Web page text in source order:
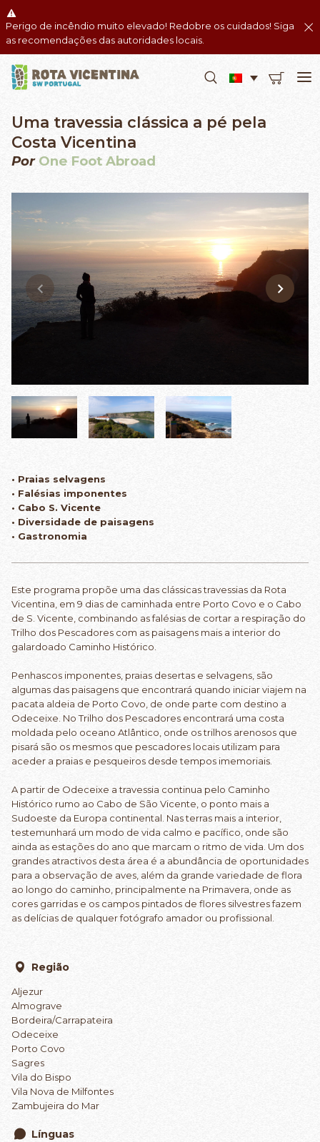
Perigo de incêndio muito elevado! Redobre os cuidados! Siga
as recomendações das autoridades locais.
Uma travessia clássica a pé pela
Costa Vicentina
Por One Foot Abroad
• Praias selvagens
• Falésias imponentes
• Cabo S. Vicente
• Diversidade de paisagens
• Gastronomia
Este programa propõe uma das clássicas travessias da Rota
Vicentina, em 9 dias de caminhada entre Porto Covo e o Cabo
de S. Vicente, combinando as falésias de cortar a respiração do
Trilho dos Pescadores com as paisagens mais a interior do
galardoado Caminho Histórico.
Penhascos imponentes, praias desertas e selvagens, são
algumas das paisagens que encontrará quando iniciar viajem na
pacata aldeia de Porto Covo, de onde parte com destino a
Odeceixe. No Trilho dos Pescadores encontrará uma costa
moldada pelo oceano Atlântico, onde os trilhos arenosos que
pisará são os mesmos que pescadores locais utilizam para
aceder a praias e pesqueiros desde tempos imemoriais.
A partir de Odeceixe a travessia continua pelo Caminho
Histórico rumo ao Cabo de São Vicente, o ponto mais a
Sudoeste da Europa continental. Nas terras mais a interior,
testemunhará um modo de vida calmo e pacífico, onde são
ainda as estações do ano que marcam o ritmo de vida. Um dos
grandes atractivos desta área é a abundância de oportunidades
para a observação de aves, além da grande variedade de flora
ao longo do caminho, principalmente na Primavera, onde as
cores garridas e os campos pintados de flores silvestres fazem
as delícias de qualquer fotógrafo amador ou profissional.
Região
Aljezur
Almograve
Bordeira/Carrapateira
Odeceixe
Porto Covo
Sagres
Vila do Bispo
Vila Nova de Milfontes
Zambujeira do Mar
Línguas